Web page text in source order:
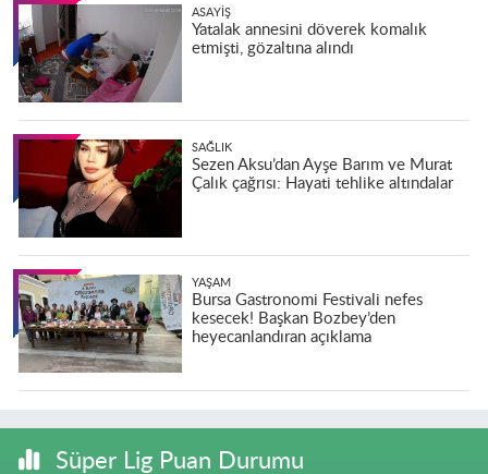
ASAYIŞ
Yatalak annesini döverek komalık
etmişti, gözaltına alındı
SAĞLIK
Sezen Aksu’dan Ayşe Barım ve Murat
Çalık çağrısı: Hayati tehlike altındalar
YAŞAM
Bursa Gastronomi Festivali nefes
kesecek! Başkan Bozbey’den
heyecanlandıran açıklama
Süper Lig Puan Durumu